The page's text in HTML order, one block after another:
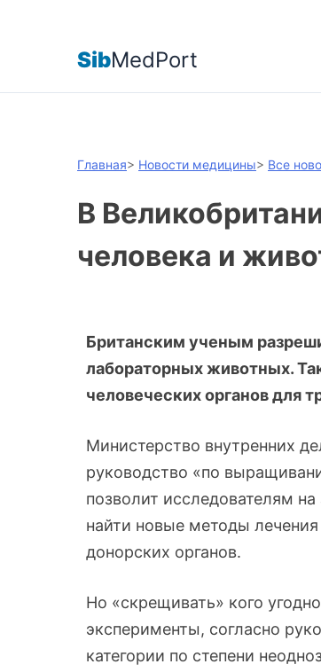
SibMedPort
Главная> Новости медицины> Все
В
человека и
Британским ученым
лабораторных животных.
человеческих органов для
Министерство внутренних
руководство «по
позволит исследователям
найти новые методы
донорских органов.
Но «скрещивать» кого
эксперименты, согласно
категории по степени